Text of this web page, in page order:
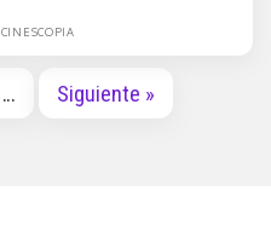
CINESCOPIA
… Siguiente »